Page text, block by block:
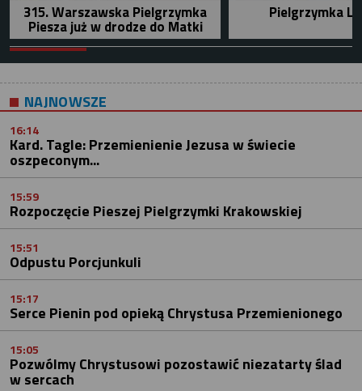
315. Warszawska Pielgrzymka
Piesza już w drodze do Matki
Pielgrzymka
NAJNOWSZE
16:14
Kard. Tagle: Przemienienie Jezusa w świecie
oszpeconym...
15:59
Rozpoczęcie Pieszej Pielgrzymki Krakowskiej
15:51
Odpustu Porcjunkuli
15:17
Serce Pienin pod opieką Chrystusa Przemienionego
15:05
Pozwólmy Chrystusowi pozostawić niezatarty ślad
w sercach